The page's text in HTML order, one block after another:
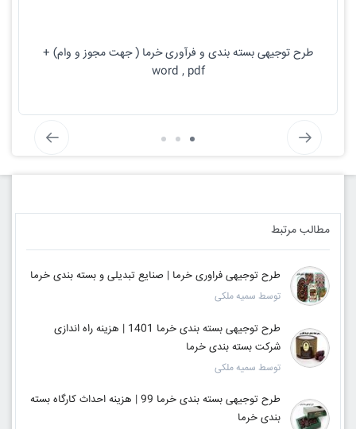
طرح توجیهی بسته بندی و فرآوری خرما ( جهت مجوز و وام) +
word , pdf
مطالب مرتبط
طرح توجیهی فراوری خرما | صنایع تبدیلی و بسته بندی خرما
توسط سمیه ملکی
طرح توجیهی بسته بندی خرما 1401 | هزینه راه اندازی
شرکت بسته بندی خرما
توسط سمیه ملکی
طرح توجیهی بسته بندی خرما 99 | هزینه احداث کارگاه بسته
بندی خرما